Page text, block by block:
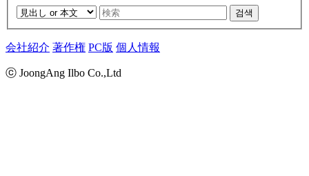
검색
会社紹介 著作権 PC版 個人情報
ⓒ JoongAng Ilbo Co.,Ltd